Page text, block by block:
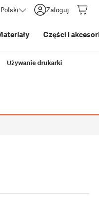
Polski Zaloguj
Części i
Używanie drukarki